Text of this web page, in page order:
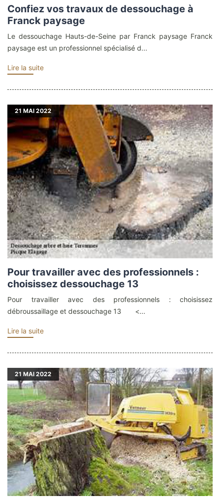
Confiez vos travaux de dessouchage à
Franck paysage
Le dessouchage Hauts-de-Seine par Franck paysage Franck
paysage est un professionnel spécialisé d...
Lire la suite
21 MAI 2022
Pour travailler avec des professionnels :
choisissez dessouchage 13
Pour travailler avec des professionnels : choisissez
débroussaillage et dessouchage 13 <...
Lire la suite
21 MAI 2022